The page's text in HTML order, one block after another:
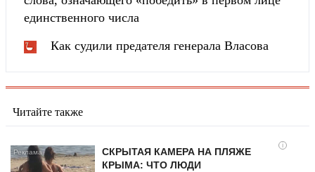
единственного числа
Как судили предателя генерала Власова
Читайте также
i
СКРЫТАЯ КАМЕРА НА ПЛЯЖЕ
КРЫМА: ЧТО ЛЮДИ